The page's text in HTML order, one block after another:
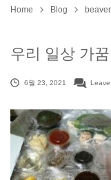
Home Blog
우리 일상 가
6월 23, 2021